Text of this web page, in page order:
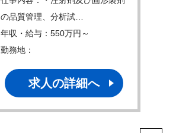
の品質管理、分析試…
年収・給与：550万円～
勤務地：
求人の詳細へ